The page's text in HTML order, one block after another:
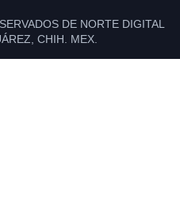
DE NORTE DIGITAL
CHIH. MEX.